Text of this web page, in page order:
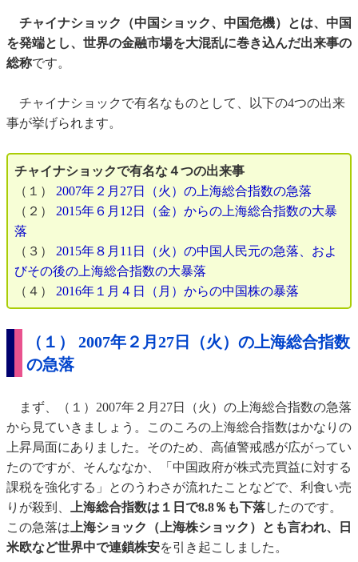
チャイナショック（中国ショック、中国危機）とは、中国
を発端とし、世界の金融市場を大混乱に巻き込んだ出来事の
総称です。
チャイナショックで有名なものとして、以下の4つの出来
事が挙げられます。
チャイナショックで有名な４つの出来事
（１） 2007年２月27日（火）の上海総合指数の急落
（２） 2015年６月12日（金）からの上海総合指数の大暴
落
（３） 2015年８月11日（火）の中国人民元の急落、およ
びその後の上海総合指数の大暴落
（４） 2016年１月４日（月）からの中国株の暴落
（１） 2007年２月27日（火）の上海総合指数
の急落
まず、（１）2007年２月27日（火）の上海総合指数の急落
から見ていきましょう。このころの上海総合指数はかなりの
上昇局面にありました。そのため、高値警戒感が広がってい
たのですが、そんななか、「中国政府が株式売買益に対する
課税を強化する」とのうわさが流れたことなどで、利食い売
りが殺到、
上海総合指数は​１日で8.8％も下落したのです。
この急落は 上海ショック（上海株ショック）とも言われ、日
米欧など世界中で連鎖株安を引き起こしました。